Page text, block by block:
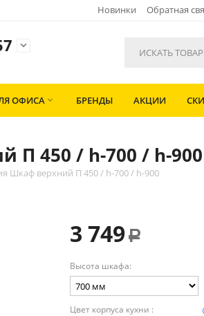
Новинки Обратная

ОФИСА  БРЕНДЫ АКЦИИ
П 450 / h-700 / h-900
Шкаф верхний П 450 / h-700 / h-900
3 749 Р
Высота шкафа:
Цвет корпуса кухни :